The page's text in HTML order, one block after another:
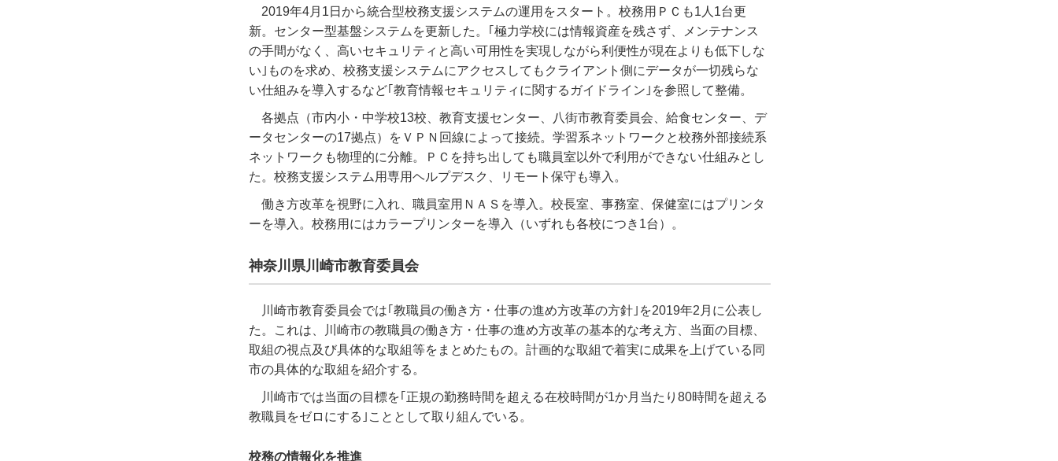
2019年4月1日から統合型校務支援システムの運用をスタート。校務用ＰＣも1人1台更
新。センター型基盤システムを更新した。｢極力学校には情報資産を残さず、メンテナンス
の手間がなく、高いセキュリティと高い可用性を実現しながら利便性が現在よりも低下しな
い｣ものを求め、校務支援システムにアクセスしてもクライアント側にデータが一切残らな
い仕組みを導入するなど｢教育情報セキュリティに関するガイドライン｣を参照して整備。
各拠点（市内小・中学校13校、教育支援センター、八街市教育委員会、給食センター、デ
ータセンターの17拠点）をＶＰＮ回線によって接続。学習系ネットワークと校務外部接続系
ネットワークも物理的に分離。ＰＣを持ち出しても職員室以外で利用ができない仕組みとし
た。校務支援システム用専用ヘルプデスク、リモート保守も導入。
働き方改革を視野に入れ、職員室用ＮＡＳを導入。校長室、事務室、保健室にはプリンタ
ーを導入。校務用にはカラープリンターを導入（いずれも各校につき1台）。
神奈川県川崎市教育委員会
川崎市教育委員会では｢教職員の働き方・仕事の進め方改革の方針｣を2019年2月に公表し
た。これは、川崎市の教職員の働き方・仕事の進め方改革の基本的な考え方、当面の目標、
取組の視点及び具体的な取組等をまとめたもの。計画的な取組で着実に成果を上げている同
市の具体的な取組を紹介する。
川崎市では当面の目標を｢正規の勤務時間を超える在校時間が1か月当たり80時間を超える
教職員をゼロにする｣こととして取り組んでいる。
校務の情報化を推進